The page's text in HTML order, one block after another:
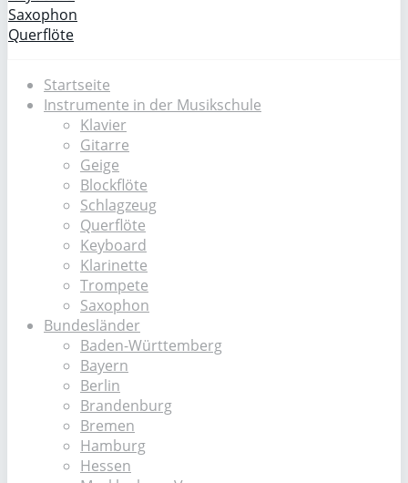
Saxophon
Querflöte
Startseite
Instrumente in der Musikschule
Klavier
Gitarre
Geige
Blockflöte
Schlagzeug
Querflöte
Keyboard
Klarinette
Trompete
Saxophon
Bundesländer
Baden-Württemberg
Bayern
Berlin
Brandenburg
Bremen
Hamburg
Hessen